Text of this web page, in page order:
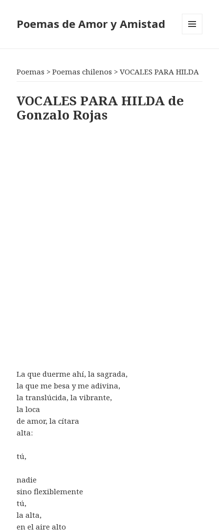
Poemas de Amor y Amistad
Poemas >Poemas chilenos >VOCALES PARA HILDA
VOCALES PARA HILDA de
Gonzalo Rojas
La que duerme ahí, la sagrada,
la que me besa y me adivina,
la translúcida, la vibrante,
la loca
de amor, la cítara
alta:
tú,
nadie
sino flexiblemente
tú,
la alta,
en el aire alto